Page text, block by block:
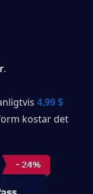
.
4,99 $
kostar det